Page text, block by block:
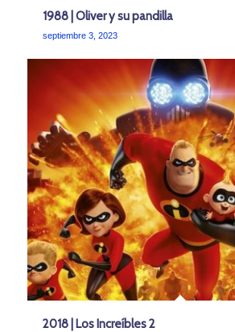
1988 | Oliver y su pandilla
septiembre 3, 2023
2018 | Los Increíbles 2